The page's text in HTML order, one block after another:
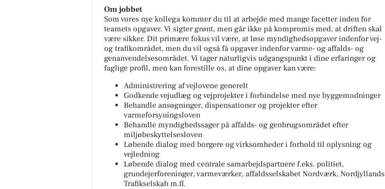
Om jobbet
Som vores nye kollega kommer du til at arbejde med mange facetter inden for
teamets opgaver. Vi sigter grønt, men går ikke på kompromis med, at driften skal
være sikker. Dit primære fokus vil være, at løse myndighedsopgaver indenfor vej-
og trafikområdet, men du vil også få opgaver indenfor varme- og affalds- og
genanvendelsesområdet. Vi tager naturligvis udgangspunkt i dine erfaringer og
faglige profil, men kan forestille os, at dine opgaver kan være:
Administrering af vejlovene generelt
Godkende vejudlæg og vejprojekter i forbindelse med nye byggemodninger
Behandle ansøgninger, dispensationer og projekter efter
varmeforsyningsloven
Behandle myndighedssager på affalds- og genbrugsområdet efter
miljøbeskyttelsesloven
Løbende dialog med borgere og virksomheder i forhold til oplysning og
vejledning
Løbende dialog med centrale samarbejdspartnere f.eks. politiet,
grundejerforeninger, varmeværker, affaldsselskabet Nordværk, Nordjyllands
Trafikselskab m.fl.